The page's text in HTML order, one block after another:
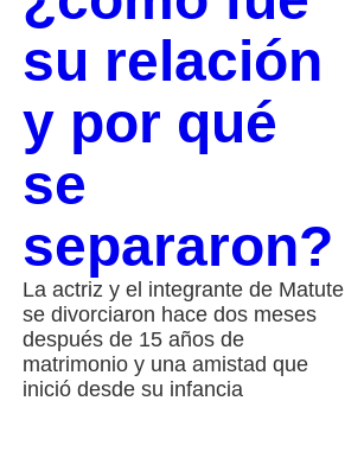
su relación
y por qué
se
separaron?
La actriz y el integrante de Matute
se divorciaron hace dos meses
después de 15 años de
matrimonio y una amistad que
inició desde su infancia